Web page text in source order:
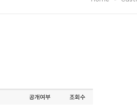
공개여부 조회수